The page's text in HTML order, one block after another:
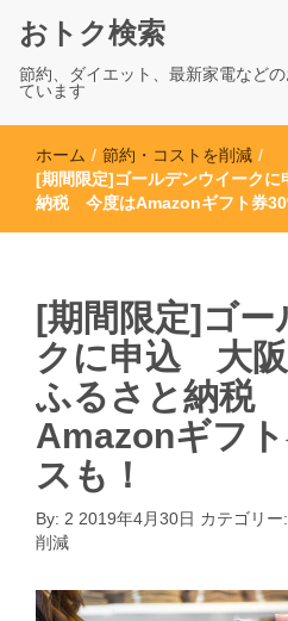
おトク検索
節約、ダイエット、最新家電など
ています
ホーム / 節約・コストを削減 /
[期間限定]ゴールデンウイーク
納税 今度はAmazonギフト券
[期間限定]ゴー
クに申込 大阪
ふるさと納税
Amazonギフ
スも！
By: 2 2019年4月30日 カテゴリー:
削減